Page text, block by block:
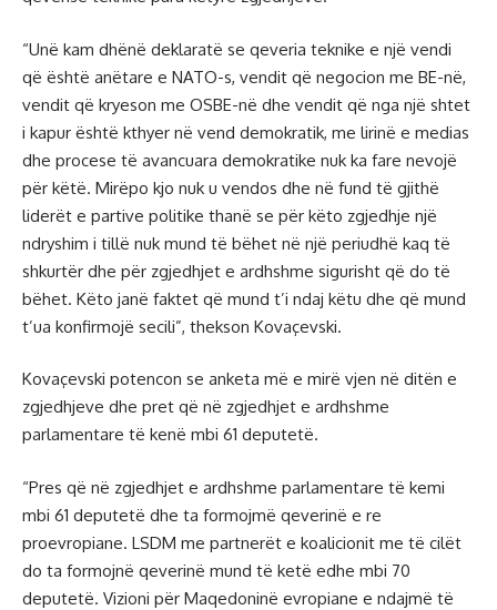
“Unë kam dhënë deklaratë se qeveria teknike e një vendi
që është anëtare e NATO-s, vendit që negocion me BE-në,
vendit që kryeson me OSBE-në dhe vendit që nga një shtet
i kapur është kthyer në vend demokratik, me lirinë e medias
dhe procese të avancuara demokratike nuk ka fare nevojë
për këtë. Mirëpo kjo nuk u vendos dhe në fund të gjithë
liderët e partive politike thanë se për këto zgjedhje një
ndryshim i tillë nuk mund të bëhet në një periudhë kaq të
shkurtër dhe për zgjedhjet e ardhshme sigurisht që do të
bëhet. Këto janë faktet që mund t’i ndaj këtu dhe që mund
t’ua konfirmojë secili”, thekson Kovaçevski.
Kovaçevski potencon se anketa më e mirë vjen në ditën e
zgjedhjeve dhe pret që në zgjedhjet e ardhshme
parlamentare të kenë mbi 61 deputetë.
“Pres që në zgjedhjet e ardhshme parlamentare të kemi
mbi 61 deputetë dhe ta formojmë qeverinë e re
proevropiane. LSDM me partnerët e koalicionit me të cilët
do ta formojnë qeverinë mund të ketë edhe mbi 70
deputetë. Vizioni për Maqedoninë evropiane e ndajmë të